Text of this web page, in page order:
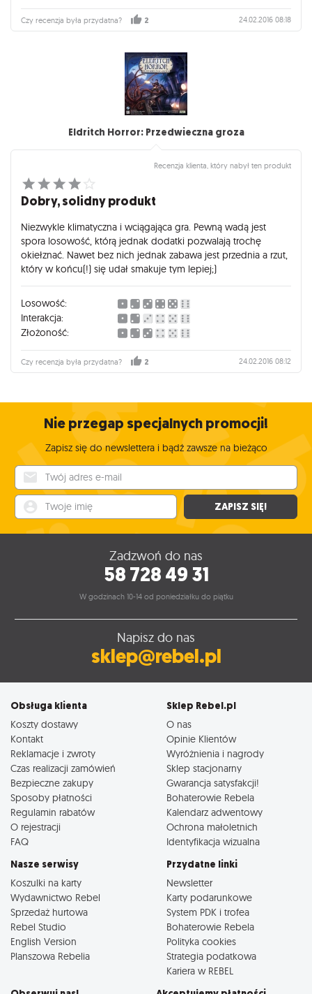
Czy recenzja była przydatna? 2 24.02.2016 08:18
Eldritch Horror: Przedwieczna groza
Recenzja klienta, który nabył ten produkt
Dobry, solidny produkt
Niezwykle klimatyczna i wciągająca gra. Pewną wadą jest
spora losowość, którą jednak dodatki pozwalają trochę
okiełznać. Nawet bez nich jednak zabawa jest przednia a rzut,
który w końcu(!) się udał smakuje tym lepiej;)
Losowość:
Interakcja:
Złożoność:
Czy recenzja była przydatna? 2 24.02.2016 08:12
Nie przegap specjalnych promocji!
Zapisz się do newslettera i bądź zawsze na bieżąco
ZAPISZ SIĘ!
Zadzwoń do nas
58 728 49 31
W godzinach 10-14 od poniedziałku do piątku
Napisz do nas
sklep@rebel.pl
Obsługa klienta
Koszty dostawy
Kontakt
Reklamacje i zwroty
Czas realizacji zamówień
Bezpieczne zakupy
Sposoby płatności
Regulamin rabatów
O rejestracji
FAQ
Sklep Rebel.pl
O nas
Opinie Klientów
Wyróżnienia i nagrody
Sklep stacjonarny
Gwarancja satysfakcji!
Bohaterowie Rebela
Kalendarz adwentowy
Ochrona małoletnich
Identyfikacja wizualna
Nasze serwisy
Koszulki na karty
Wydawnictwo Rebel
Sprzedaż hurtowa
Rebel Studio
English Version
Planszowa Rebelia
Przydatne linki
Newsletter
Karty podarunkowe
System PDK i trofea
Bohaterowie Rebela
Polityka cookies
Strategia podatkowa
Kariera w REBEL